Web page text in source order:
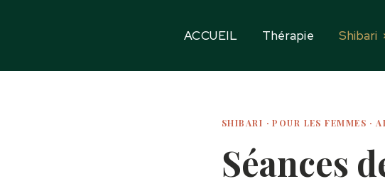
ACCUEIL Thérapie Shibari
SHIBARI · POUR LES FEMMES ·
Séances